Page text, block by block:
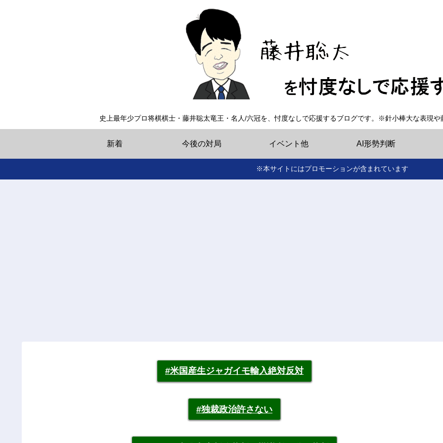
史上最年少プロ将棋棋士・藤井聡太竜王・名人/六冠を、忖度なしで応援するブログです。※針小棒大な表現
新着 今後の対局 イベント他 AI形勢判断
※本サイトにはプロモーションが含まれています
#米国産生ジャガイモ輸入絶対反対
#独裁政治許さない